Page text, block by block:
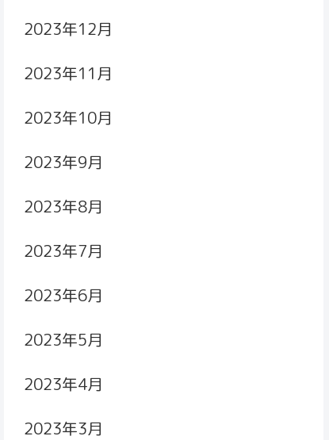
2023年12月
2023年11月
2023年10月
2023年9月
2023年8月
2023年7月
2023年6月
2023年5月
2023年4月
2023年3月